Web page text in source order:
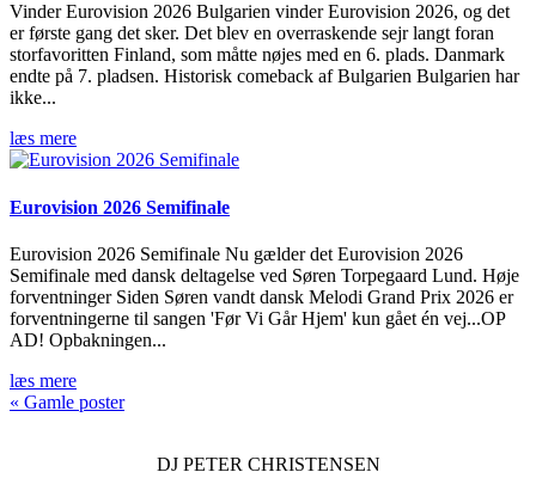
Vinder Eurovision 2026 Bulgarien vinder Eurovision 2026, og det
er første gang det sker. Det blev en overraskende sejr langt foran
storfavoritten Finland, som måtte nøjes med en 6. plads. Danmark
endte på 7. pladsen. Historisk comeback af Bulgarien Bulgarien har
ikke...
læs mere
Eurovision 2026 Semifinale
Eurovision 2026 Semifinale Nu gælder det Eurovision 2026
Semifinale med dansk deltagelse ved Søren Torpegaard Lund. Høje
forventninger Siden Søren vandt dansk Melodi Grand Prix 2026 er
forventningerne til sangen 'Før Vi Går Hjem' kun gået én vej...OP
AD! Opbakningen...
læs mere
« Gamle poster
DJPETER CHRISTENSEN